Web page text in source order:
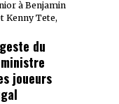
à Benjamin
Kenny Tete,
du
joueurs